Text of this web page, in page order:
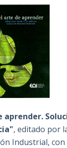
aprender.
, editado por
Industrial,